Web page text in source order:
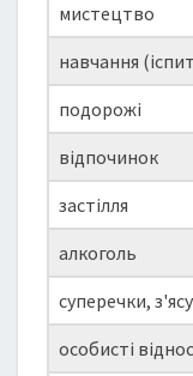
мистецтво
навчання
подорожі
відпочинок
застілля
алкоголь
суперечки,
особисті